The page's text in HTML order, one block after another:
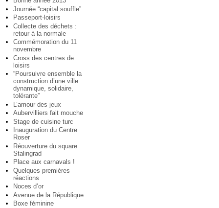
Journée “capital souffle”
Passeport-loisirs
Collecte des déchets :
retour à la normale
Commémoration du 11
novembre
Cross des centres de
loisirs
“Poursuivre ensemble la
construction d’une ville
dynamique, solidaire,
tolérante”
L’amour des jeux
Aubervilliers fait mouche
Stage de cuisine turc
Inauguration du Centre
Roser
Réouverture du square
Stalingrad
Place aux carnavals !
Quelques premières
réactions
Noces d’or
Avenue de la République
Boxe féminine